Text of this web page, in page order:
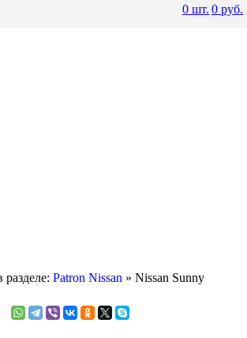
Patron Nissan » Nissan Sunny
0 шт. 0 руб.